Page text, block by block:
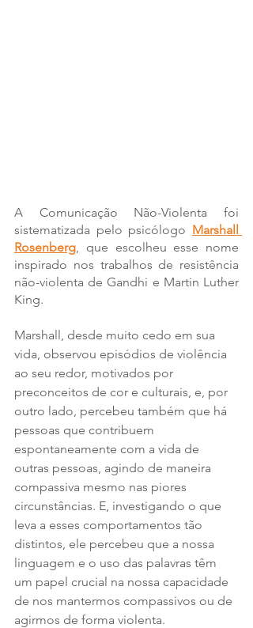
A Comunicação Não-Violenta foi
sistematizada pelo psicólogo Marshall
Rosenberg, que escolheu esse nome
inspirado nos trabalhos de resistência
não-violenta de Gandhi e Martin Luther
King.
Marshall, desde muito cedo em sua
vida, observou episódios de violência
ao seu redor, motivados por
preconceitos de cor e culturais, e, por
outro lado, percebeu também que há
pessoas que contribuem
espontaneamente com a vida de
outras pessoas, agindo de maneira
compassiva mesmo nas piores
circunstâncias. E, investigando o que
leva a esses comportamentos tão
distintos, ele percebeu que a nossa
linguagem e o uso das palavras têm
um papel crucial na nossa capacidade
de nos mantermos compassivos ou de
agirmos de forma violenta.